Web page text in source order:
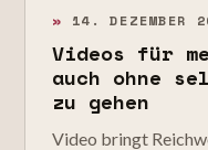
» 14. DEZEMBER
Videos für
auch ohne
zu gehen
Video bringt